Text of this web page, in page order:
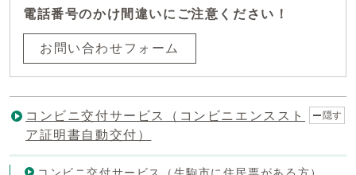
電話番号のかけ間違いにご注意ください！
お問い合わせフォーム
コンビニ交付サービス（コンビニエンススト
ア証明書自動交付）
隠す